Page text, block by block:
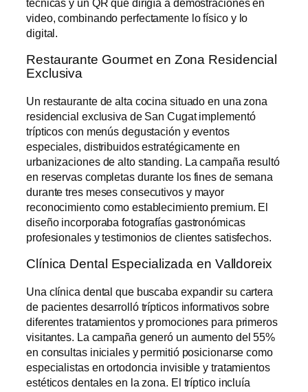
técnicas y un QR que dirigía a demostraciones en
video, combinando perfectamente lo físico y lo
digital.
Restaurante Gourmet en Zona Residencial
Exclusiva
Un restaurante de alta cocina situado en una zona
residencial exclusiva de San Cugat implementó
trípticos con menús degustación y eventos
especiales, distribuidos estratégicamente en
urbanizaciones de alto standing. La campaña resultó
en reservas completas durante los fines de semana
durante tres meses consecutivos y mayor
reconocimiento como establecimiento premium. El
diseño incorporaba fotografías gastronómicas
profesionales y testimonios de clientes satisfechos.
Clínica Dental Especializada en Valldoreix
Una clínica dental que buscaba expandir su cartera
de pacientes desarrolló trípticos informativos sobre
diferentes tratamientos y promociones para primeros
visitantes. La campaña generó un aumento del 55%
en consultas iniciales y permitió posicionarse como
especialistas en ortodoncia invisible y tratamientos
estéticos dentales en la zona. El tríptico incluía